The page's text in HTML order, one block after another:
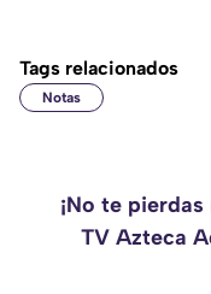
Tags relacionados
Notas
¡No te
TV Azteca